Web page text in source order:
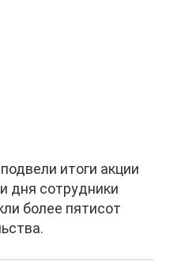
итоги акции
дня сотрудники
более пятисот